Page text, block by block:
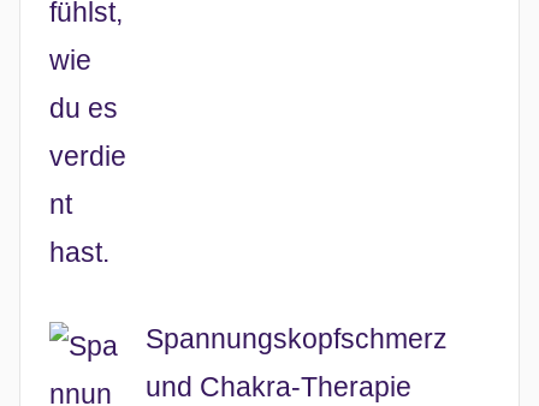
Spannungskopfschmerz
und Chakra-Therapie